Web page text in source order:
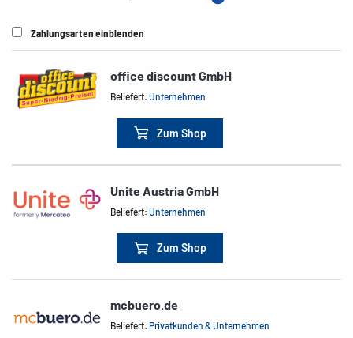
Zahlungsarten einblenden
office discount GmbH
Beliefert:Unternehmen
Zum Shop
Unite Austria GmbH
Beliefert:Unternehmen
Zum Shop
mcbuero.de
Beliefert:Privatkunden & Unternehmen